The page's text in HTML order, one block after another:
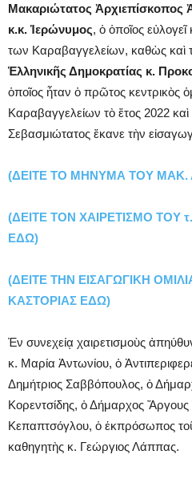
Μακαριώτατος Ἀρχιεπίσκοπος
κ.κ. Ἱερώνυμος, ὁ ὁποῖος
των Καραβαγγελείων, καθὼς καὶ
Ἑλληνικῆς Δημοκρατίας κ.
ὁποῖος ἦταν ὁ πρῶτος κεντρικὸς
Καραβαγγελείων τὸ ἔτος 2022 καὶ
Σεβασμιώτατος ἔκανε τὴν
(ΔΕΙΤΕ ΤΟ ΜΗΝΥΜΑ ΤΟΥ ΜΑΚ.
(ΔΕΙΤΕ ΤΟΝ ΧΑΙΡΕΤΙΣΜΟ ΤΟΥ
ΕΔΩ)
(ΔΕΙΤΕ ΤΗΝ ΕΙΣΑΓΩΓΙΚΗ
ΚΑΣΤΟΡΙΑΣ ΕΔΩ)
Ἐν συνεχείᾳ χαιρετισμοὺς
κ. Μαρία Ἀντωνίου, ὁ
Δημήτριος Σαββόπουλος, ὁ
Κορεντσίδης, ὁ Δήμαρχος
Κεπαπτσόγλου, ὁ ἐκπρόσωπος
καθηγητὴς κ. Γεώργιος Λάππας.